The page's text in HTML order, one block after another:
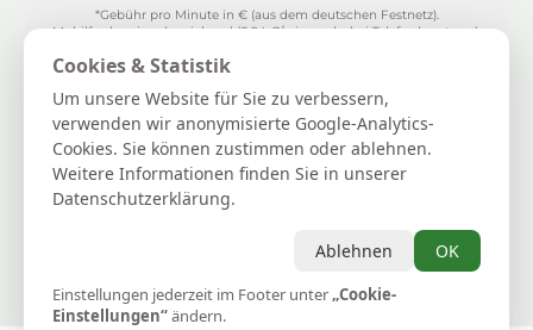
*Gebühr pro Minute in € (aus dem deutschen Festnetz).
Mobilfunkpreise abweichend (0,24 €/min. mehr bei Telefonberatung).
**1.99€/min aus allen dt. Netzen
Gratisgepräch in Höhe von 15 Minuten.
15 Gratisminuten zum Kartenlegen sichern|Spiritueller Berater/in
werden
FAQ / Hilfe|AGB |Verträge hier kündigen / widerrufen
Kontakt & Impressum / Datenschutz
Kerida die Esoterikline für Kartenlegen, Hellsehen, Wahrsagen,
Lebensberatung, Spiritualität und mehr...
Selbstliebe | Heilung | Spiritualität | Achtsamkeit | Persönliches
Wachstum | Intuition | Loslassen | Manifestation | Dankbarkeit
Astrologie |Hellsehen |Kartenlegen |Lebensberatung
Tierkommunikation
Cookies & Statistik
Um unsere Website für Sie zu verbessern,
verwenden wir anonymisierte Google-Analytics-
Cookies. Sie können zustimmen oder ablehnen.
Weitere Informationen finden Sie in unserer
Datenschutzerklärung.
Ablehnen OK
Einstellungen jederzeit im Footer unter„Cookie-
Einstellungen“ändern.